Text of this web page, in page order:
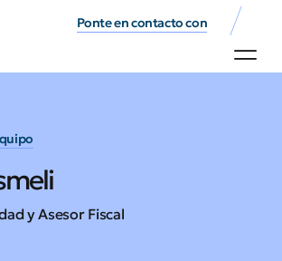
Ponte en contacto con
y Asesor Fiscal